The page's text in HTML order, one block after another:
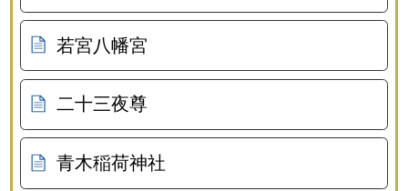
若宮八幡宮
二十三夜尊
青木稲荷神社